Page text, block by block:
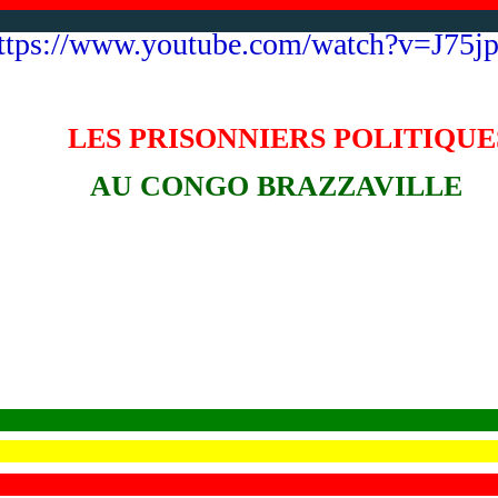
www.youtube.com/
LES PRISONNIERS
AU CONGO BRAZZAVILLE